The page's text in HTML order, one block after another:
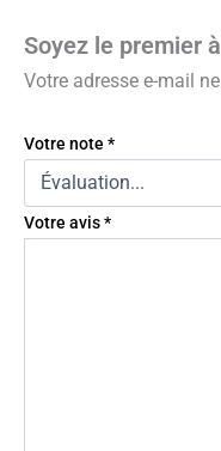
Soyez le premier
Votre adresse e-mail
Votre note *
Votre avis*